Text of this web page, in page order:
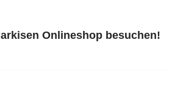
Onlineshop besuchen!